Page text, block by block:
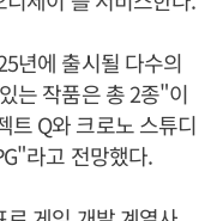
년에 출시될 다수의
는 작품은 총 2종"이
트 Q와 크로노 스튜디
라고 전망했다.